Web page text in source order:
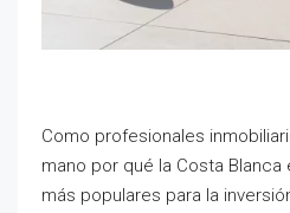
Como profesionales
mano por qué la Costa
más populares para la